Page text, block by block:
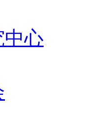
中心